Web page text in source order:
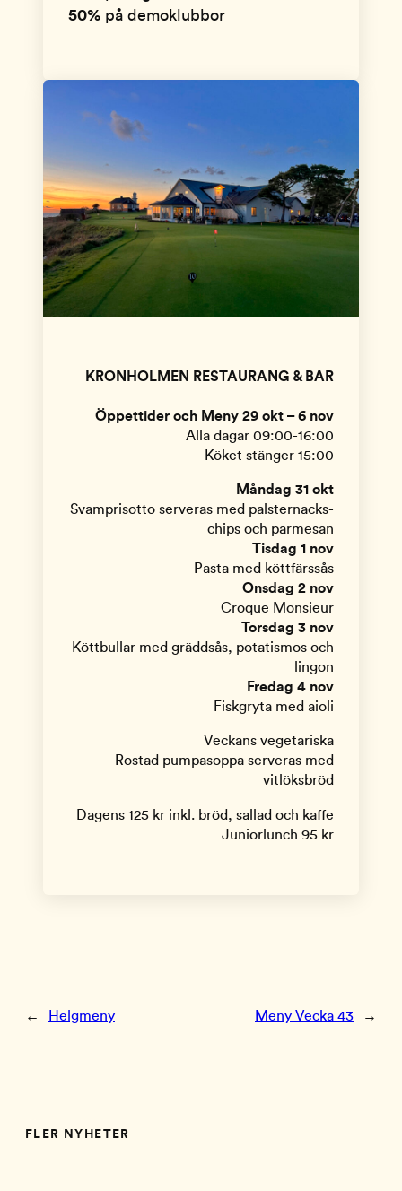
50% på demoklubbor
KRONHOLMEN RESTAURANG & BAR
Öppettider och Meny 29 okt – 6 nov
Alla dagar 09:00-16:00
Köket stänger 15:00
Måndag 31 okt
Svamprisotto serveras med palsternacks-
chips och parmesan
Tisdag 1 nov
Pasta med köttfärssås
Onsdag 2 nov
Croque Monsieur
Torsdag 3 nov
Köttbullar med gräddsås, potatismos och
lingon
Fredag 4 nov
Fiskgryta med aioli
Veckans vegetariska
Rostad pumpasoppa serveras med
vitlöksbröd
Dagens 125 kr inkl. bröd, sallad och kaffe
Juniorlunch 95 kr
← Helgmeny Meny Vecka 43 →
FLER NYHETER